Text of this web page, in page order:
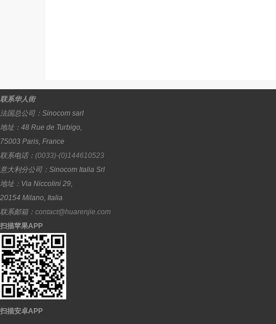
联系华人街
法国总公司： Sinocom sarl
地址： 48 Rue de Turbigo,
75003 Paris, France
联系电话： (0033)-(0)144610523
意大利分公司： Sinocom Italia Srl
地址： Via Niccolini 29,
20154 Milano, Italia
联系邮箱： contact@huarenjie.com
扫描苹果APP
扫描安卓APP